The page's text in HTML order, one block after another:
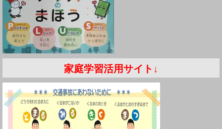
家庭学習活用サイト↓